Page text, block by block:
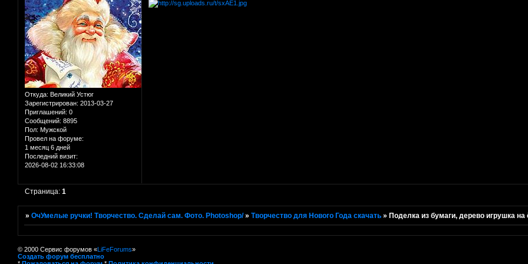
Откуда: Великий Устюг
Зарегистрирован: 2013-03-27
Приглашений: 0
Сообщений: 8895
Пол: Мужской
Провел на форуме:
1 месяц 6 дней
Последний визит:
2026-08-02 16:33:08
Страница:1
»ОчУмелые ручки! Творчество. Сделай сам. Фото. Photoshop/ »Творчество для Нового Года скачать » Поделка из бумаги, дерево игрушка на
© 2000 Сервис форумов «LiFeForums»
Создать форум бесплатно